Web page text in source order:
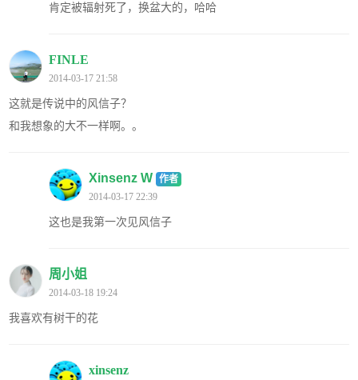
肯定被辐射死了，换盆大的，哈哈
FINLE
2014-03-17 21:58
这就是传说中的风信子？
和我想象的大不一样啊。。
Xinsenz W 作者
2014-03-17 22:39
这也是我第一次见风信子
周小姐
2014-03-18 19:24
我喜欢有树干的花
xinsenz